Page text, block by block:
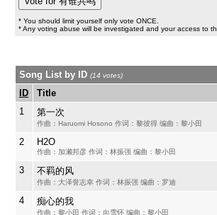
* You should limit yourself only vote ONCE.
* Any voting abuse will be investigated and your access to
Song List by ID (14 votes)
ID Title
1
第一次
作曲：Haruomi Hosono 作词：黎彼得 编曲：黎小田
2 H2O
作曲：加濑邦彦 作词：林振强 编曲：黎小田
3 不羁的风
作曲：大泽誉志幸 作词：林振强 编曲：罗迪
4 痴心的我
作曲：黎小田 作词：向雪怀 编曲：黎小田